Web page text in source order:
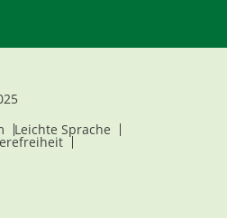
Leichte Sprache